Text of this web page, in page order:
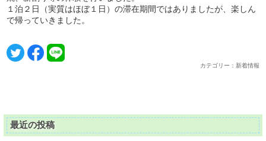
１泊２日（実質はほぼ１日）の滞在期間ではありましたが、楽しん
で帰っていきました。
カテゴリー：新着情報
最近の投稿